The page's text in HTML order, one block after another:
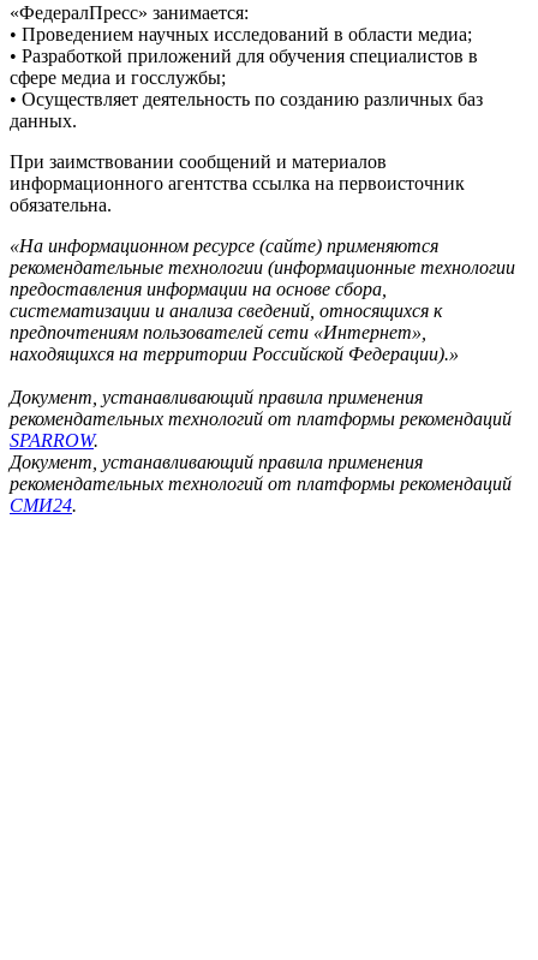
«ФедералПресс» занимается:
• Проведением научных исследований в области медиа;
• Разработкой приложений для обучения специалистов в
сфере медиа и госслужбы;
• Осуществляет деятельность по созданию различных баз
данных.
При заимствовании сообщений и материалов
информационного агентства ссылка на первоисточник
обязательна.
«На информационном ресурсе (сайте) применяются
рекомендательные технологии (информационные технологии
предоставления информации на основе сбора,
систематизации и анализа сведений, относящихся к
предпочтениям пользователей сети «Интернет»,
находящихся на территории Российской Федерации).»
Документ, устанавливающий правила применения
рекомендательных технологий от платформы рекомендаций
SPARROW.
Документ, устанавливающий правила применения
рекомендательных технологий от платформы рекомендаций
СМИ24.